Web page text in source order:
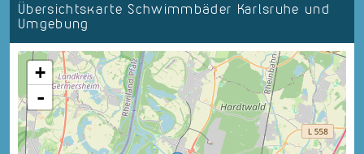
Übersichtskarte Schwimmbäder Karlsruhe und
Umgebung
+
-